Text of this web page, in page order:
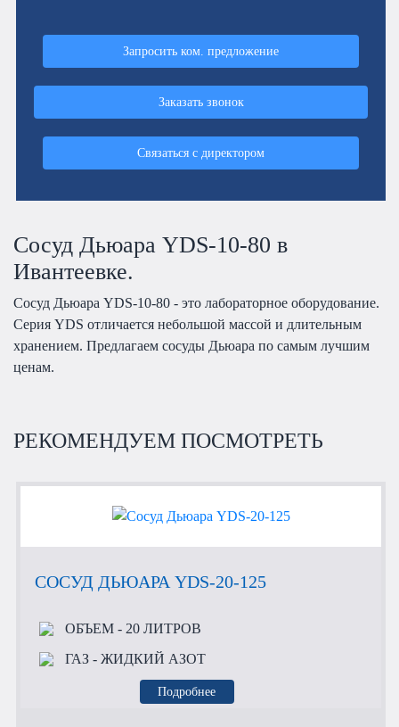
Запросить ком. предложение
Заказать звонок
Связаться с директором
Сосуд Дьюара YDS-10-80 в
Ивантеевке.
Сосуд Дьюара YDS-10-80 - это лабораторное оборудование.
Серия YDS отличается небольшой массой и длительным
хранением. Предлагаем сосуды Дьюара по самым лучшим
ценам.
РЕКОМЕНДУЕМ ПОСМОТРЕТЬ
СОСУД ДЬЮАРА YDS-20-125
ОБЪЕМ- 20 ЛИТРОВ
ГАЗ- ЖИДКИЙ АЗОТ
Подробнее